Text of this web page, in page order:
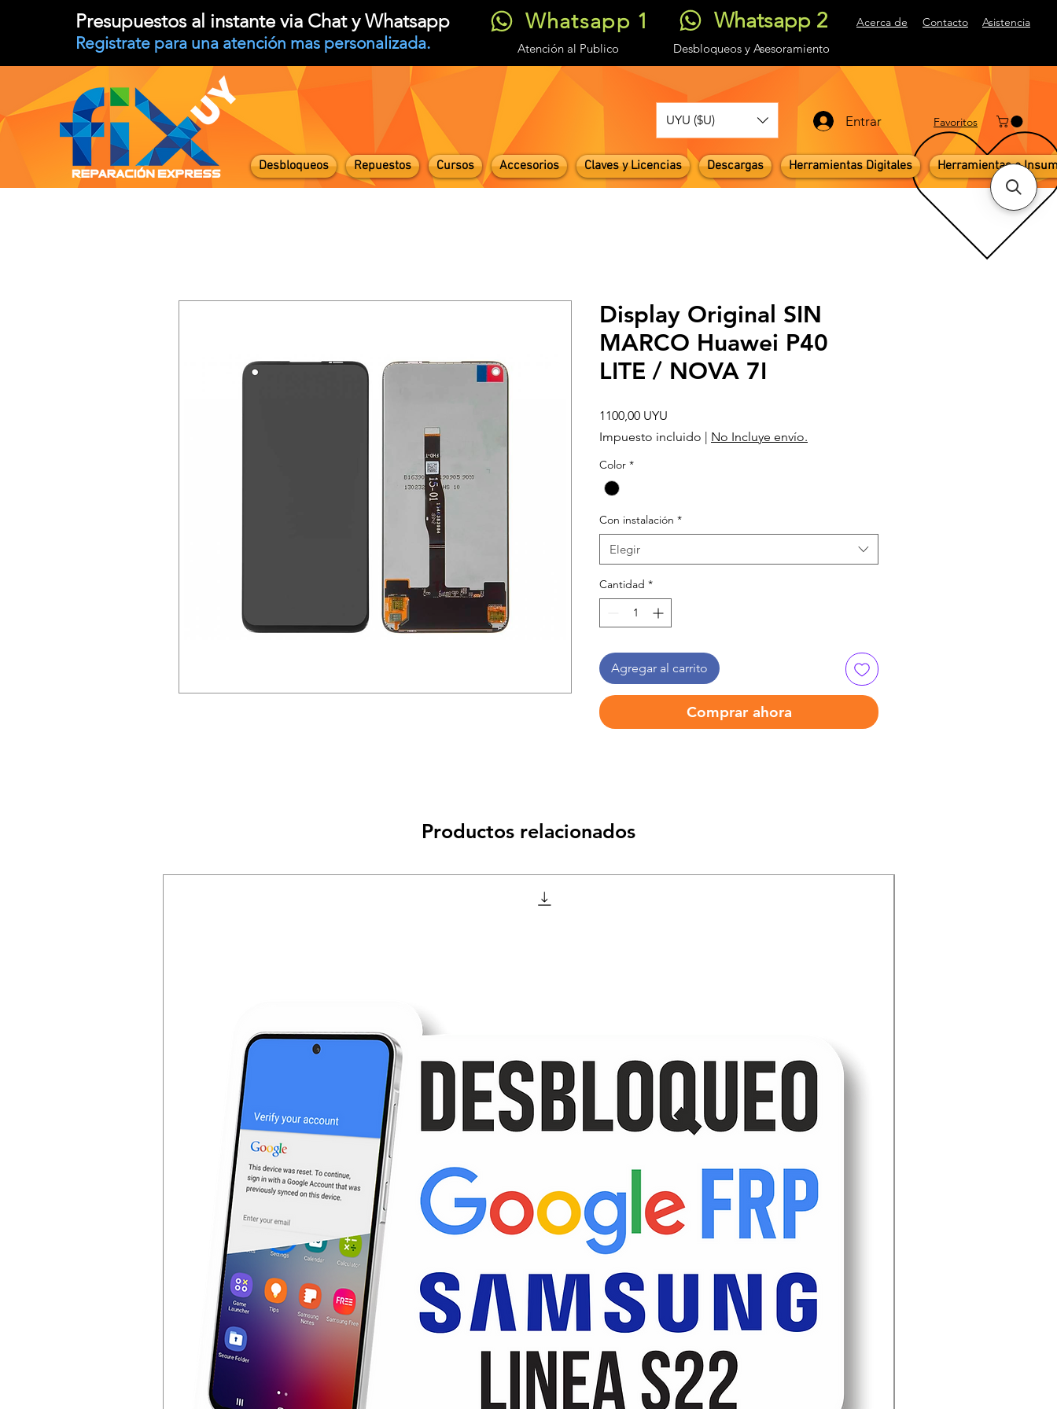
Presupuestos al instante via Chat y Whatsapp
Registrate para una atención mas personalizada.
Whatsapp 1 Whatsapp 2 Acerca de Contacto Asistencia
Atención al Publico Desbloqueos y Asesoramiento
UYU ($U) Entrar Favoritos
Desbloqueos Repuestos Cursos Accesorios Claves y Licencias Descargas Herramientas Digitales Herramientas e
Display Original SIN
MARCO Huawei P40
LITE / NOVA 7I
1100,00 UYU
Impuesto incluido | No Incluye envío.
Color *
Con instalación *
Elegir
Cantidad *
Agregar al carrito
Comprar ahora
Productos relacionados